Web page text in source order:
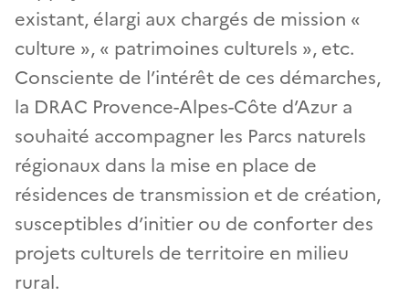
existant, élargi aux chargés de mission «
culture », « patrimoines culturels », etc.
Consciente de l’intérêt de ces démarches,
la DRAC Provence-Alpes-Côte d’Azur a
souhaité accompagner les Parcs naturels
régionaux dans la mise en place de
résidences de transmission et de création,
susceptibles d’initier ou de conforter des
projets culturels de territoire en milieu
rural.